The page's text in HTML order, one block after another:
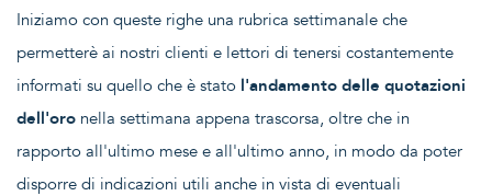
Iniziamo con queste righe una rubrica settimanale che
permetterè ai nostri clienti e lettori di tenersi costantemente
informati su quello che è stato l'andamento delle quotazioni
dell'oro nella settimana appena trascorsa, oltre che in
rapporto all'ultimo mese e all'ultimo anno, in modo da poter
disporre di indicazioni utili anche in vista di eventuali